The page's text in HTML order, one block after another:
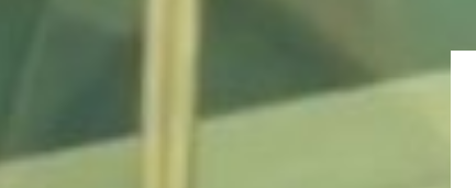
Parceiros de
sustentabilidade